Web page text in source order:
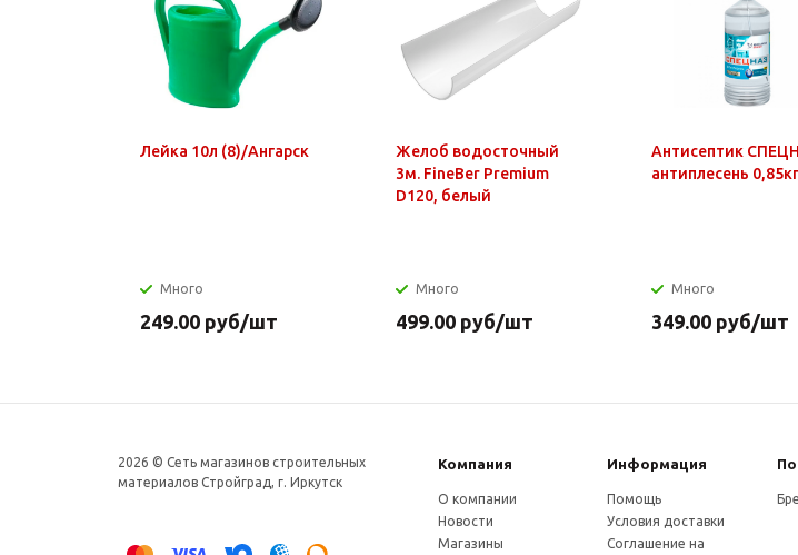
Лейка 10л (8)/Ангарск
Много
249.00 руб/шт
Желоб водосточный
3м. FineBer Premium
D120, белый
Много
499.00 руб/шт
Антисептик
антиплесень 0,85кг
Много
349.00 руб/шт
2026 © Сеть магазинов строительных
материалов Стройград, г. Иркутск
Компания Информация
О компании
Новости
Магазины
Помощь
Условия доставки
Соглашение на